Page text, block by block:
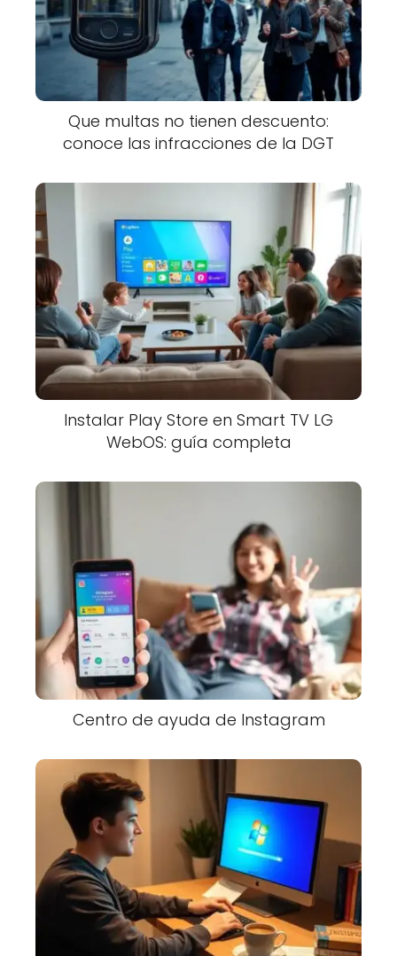
Que multas no tienen descuento:
conoce las infracciones de la DGT
Instalar Play Store en Smart TV LG
WebOS: guía completa
Centro de ayuda de Instagram